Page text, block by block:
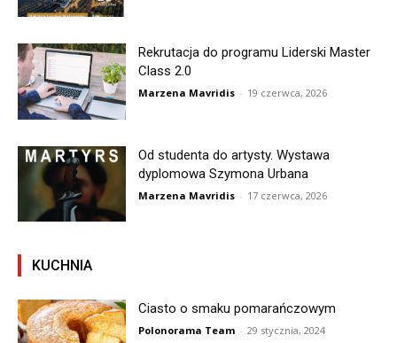
Rekrutacja do programu Liderski Master
Class 2.0
Marzena Mavridis - 19 czerwca, 2026
Od studenta do artysty. Wystawa
dyplomowa Szymona Urbana
Marzena Mavridis - 17 czerwca, 2026
KUCHNIA
Ciasto o smaku pomarańczowym
Polonorama Team - 29 stycznia, 2024